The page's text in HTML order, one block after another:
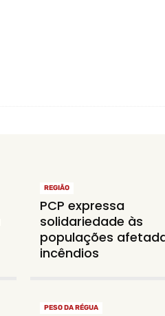
REGIÃO
PCP expressa
solidariedade às
populações
incêndios
PESO DA RÉGUA